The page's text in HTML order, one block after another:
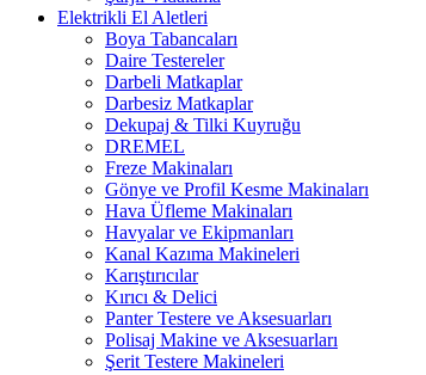
Elektrikli El Aletleri
Boya Tabancaları
Daire Testereler
Darbeli Matkaplar
Darbesiz Matkaplar
Dekupaj & Tilki Kuyruğu
DREMEL
Freze Makinaları
Gönye ve Profil Kesme Makinaları
Hava Üfleme Makinaları
Havyalar ve Ekipmanları
Kanal Kazıma Makineleri
Karıştırıcılar
Kırıcı & Delici
Panter Testere ve Aksesuarları
Polisaj Makine ve Aksesuarları
Şerit Testere Makineleri